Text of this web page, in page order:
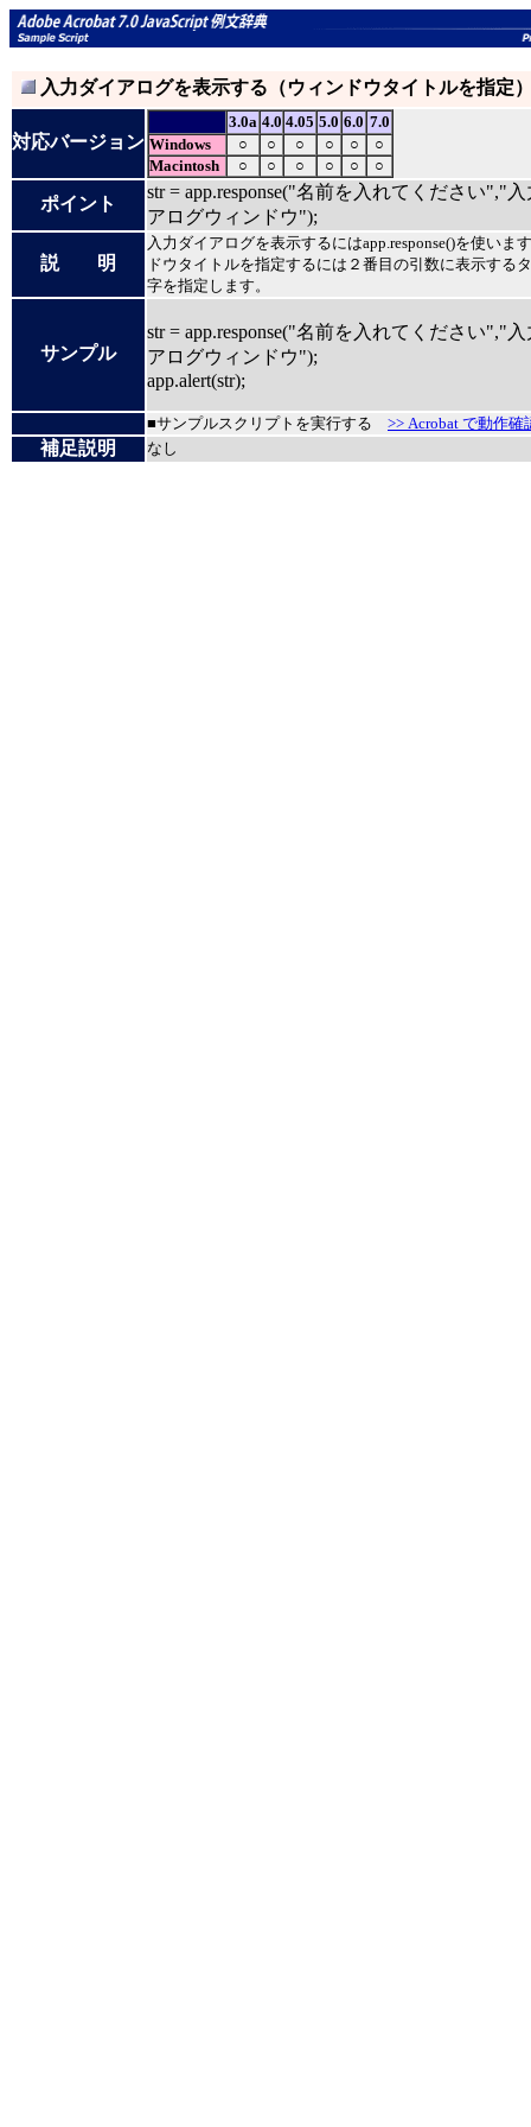
入力ダイアログを表示する（ウィンドウタイトルを指定
対応バージョン
3.0a 4.0 4.05 5.0 6.0 7.0
Windows
○ ○ ○ ○ ○
○
Macintosh
○ ○ ○ ○ ○ ○
ポイント
str = app.response("名前を入れてください","
アログウィンドウ");
説 明
入力ダイアログを表示するにはapp.response()を使いま
ドウタイトルを指定するには２番目の引数に表示する
字を指定します。
サンプル
str = app.response("名前を入れてください","
アログウィンドウ");
app.alert(str);
■サンプルスクリプトを実行する >> Acrobat で動作確
補足説明 なし